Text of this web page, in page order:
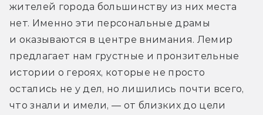
жителей города большинству из них места
нет. Именно эти персональные драмы
и оказываются в центре внимания. Лемир
предлагает нам грустные и пронзительные
истории о героях, которые не просто
остались не у дел, но лишились почти всего,
что знали и имели, — от близких до цели